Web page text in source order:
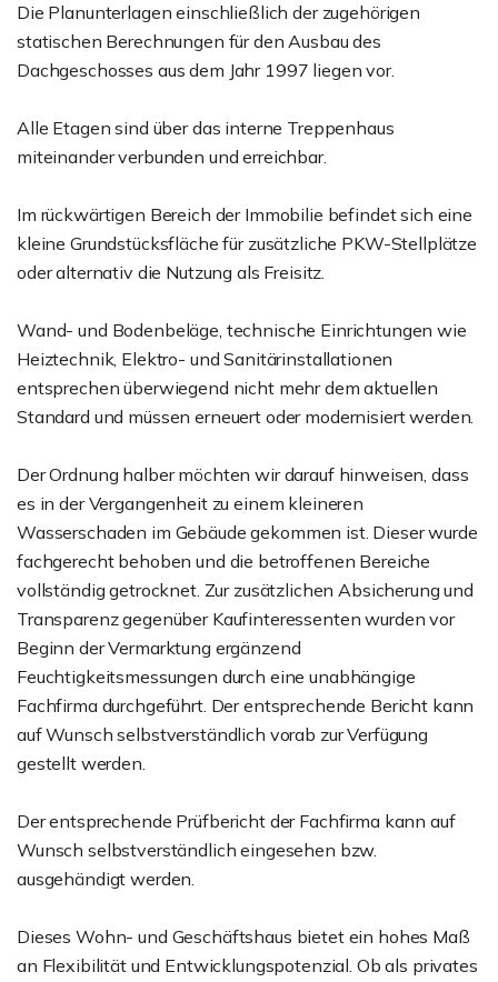
Die Planunterlagen einschließlich der zugehörigen
statischen Berechnungen für den Ausbau des
Dachgeschosses aus dem Jahr 1997 liegen vor.
Alle Etagen sind über das interne Treppenhaus
miteinander verbunden und erreichbar.
Im rückwärtigen Bereich der Immobilie befindet sich eine
kleine Grundstücksfläche für zusätzliche PKW-Stellplätze
oder alternativ die Nutzung als Freisitz.
Wand- und Bodenbeläge, technische Einrichtungen wie
Heiztechnik, Elektro- und Sanitärinstallationen
entsprechen überwiegend nicht mehr dem aktuellen
Standard und müssen erneuert oder modernisiert werden.
Der Ordnung halber möchten wir darauf hinweisen, dass
es in der Vergangenheit zu einem kleineren
Wasserschaden im Gebäude gekommen ist. Dieser wurde
fachgerecht behoben und die betroffenen Bereiche
vollständig getrocknet. Zur zusätzlichen Absicherung und
Transparenz gegenüber Kaufinteressenten wurden vor
Beginn der Vermarktung ergänzend
Feuchtigkeitsmessungen durch eine unabhängige
Fachfirma durchgeführt. Der entsprechende Bericht kann
auf Wunsch selbstverständlich vorab zur Verfügung
gestellt werden.
Der entsprechende Prüfbericht der Fachfirma kann auf
Wunsch selbstverständlich eingesehen bzw.
ausgehändigt werden.
Dieses Wohn- und Geschäftshaus bietet ein hohes Maß
an Flexibilität und Entwicklungspotenzial. Ob als privates